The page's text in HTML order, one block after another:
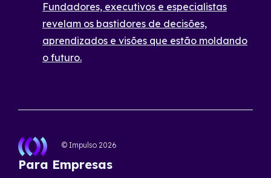
Fundadores, executivos e especialistas
revelam os bastidores de decisões,
aprendizados e visões que estão moldando
o futuro.
© Impulso 2026
Para Empresas